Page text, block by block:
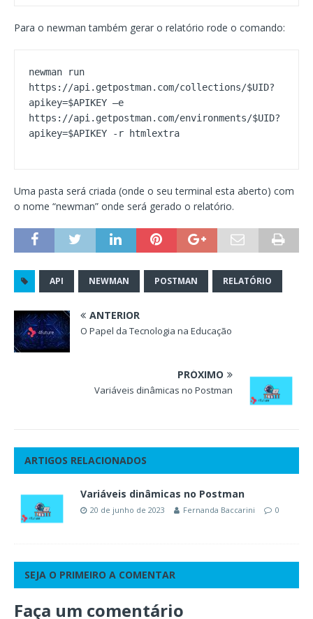
Para o newman também gerar o relatório rode o comando:
newman run
https://api.getpostman.com/collections/$UID?
apikey=$APIKEY –e
https://api.getpostman.com/environments/$UID?
apikey=$APIKEY -r htmlextra
Uma pasta será criada (onde o seu terminal esta aberto) com
o nome “newman” onde será gerado o relatório.
API NEWMAN POSTMAN RELATÓRIO
ANTERIOR
O Papel da Tecnologia na Educação
PRÓXIMO
Variáveis dinâmicas no Postman
ARTIGOS RELACIONADOS
Variáveis dinâmicas no Postman
20 de junho de 2023 Fernanda Baccarini 0
SEJA O PRIMEIRO A COMENTAR
Faça um comentário